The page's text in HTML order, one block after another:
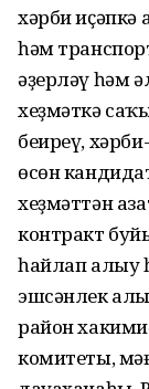
хәрби
һәм
әҙерләү һәм
хеҙмәткә
беиреү,
өсөн
хеҙмәттән
контракт
һайлап алыу
эшсәнлек
район
комитеты,